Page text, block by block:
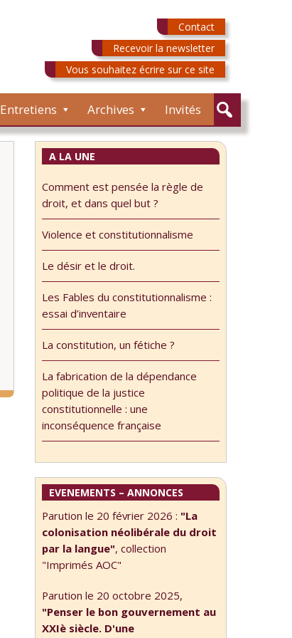
Contact
Recevoir la newsletter
Vous souhaitez écrire sur ce site
Invités
Archives
Entretiens
A LA UNE
Comment est pensée la règle de
droit, et dans quel but ?
Violence et constitutionnalisme
Le désir et le droit.
Les Fables du constitutionnalisme :
essai d’inventaire
La constitution, un fétiche ?
La fabrication de la dépendance
politique de la justice
constitutionnelle : une
inconséquence française
EVENEMENTS – ANNONCES
Parution le 20 février 2026 : "La
colonisation néolibérale du droit
par la langue", collection
"Imprimés AOC"
Parution le 20 octobre 2025,
"Penser le bon gouvernement au
XXIè siècle. D'une